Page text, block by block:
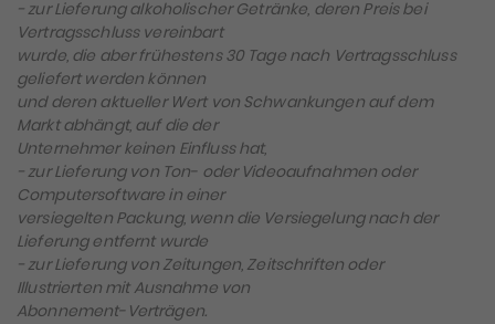
− zur Lieferung alkoholischer Getränke, deren Preis bei
Vertragsschluss vereinbart
wurde, die aber frühestens 30 Tage nach Vertragsschluss
geliefert werden können
und deren aktueller Wert von Schwankungen auf dem
Markt abhängt, auf die der
Unternehmer keinen Einfluss hat,
− zur Lieferung von Ton- oder Videoaufnahmen oder
Computersoftware in einer
versiegelten Packung, wenn die Versiegelung nach der
Lieferung entfernt wurde
− zur Lieferung von Zeitungen, Zeitschriften oder
Illustrierten mit Ausnahme von
Abonnement-Verträgen.